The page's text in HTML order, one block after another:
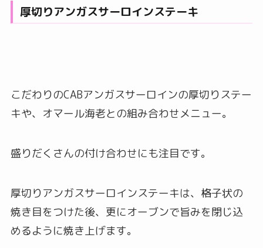
厚切りアンガスサーロインステーキ
こだわりのCABアンガスサーロインの厚切りステー
キや、オマール海老との組み合わせメニュー。
盛りだくさんの付け合わせにも注目です。
厚切りアンガスサーロインステーキは、格子状の
焼き目をつけた後、更にオーブンで旨みを閉じ込
めるように焼き上げます。